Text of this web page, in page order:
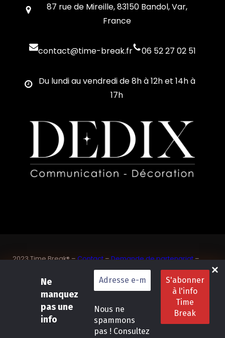
Ne
manquez
pas une
info
Nous ne
spammons
pas ! Consultez
87 rue de Mireille, 83150 Bandol, Var,
France
contact@time-break.fr 06 52 27 02 51
Du lundi au vendredi de 8h à 12h et 14h à
17h
2023 Time Break® –Contact–Demande de partenariat–
Sponsoriser un joueur de padel français
SASU Dedix Communication – 87 rue de Mireille – 83 150
Bandol – Var
Conditions
générales de location